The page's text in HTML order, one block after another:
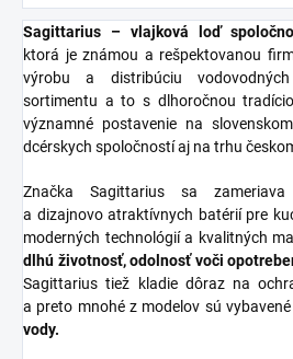
Sagittarius – vlajková loď
ktorá je známou a rešpektovanou
výrobu a distribúciu
sortimentu a to s dlhoročnou
významné postavenie na
dcérskych spoločností aj na trhu
Značka Sagittarius sa
a dizajnovo atraktívnych batérií pre
moderných technológií a kvalitných
dlhú životnosť, odolnosť voči
Sagittarius tiež kladie dôraz na
a preto mnohé z modelov sú
vody.